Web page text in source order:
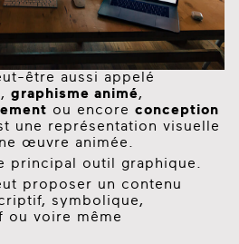
être aussi appelé
, graphisme animé,
ou encore conception
une représentation visuelle
œuvre animée.
principal outil graphique.
proposer un contenu
symbolique,
ou voire même